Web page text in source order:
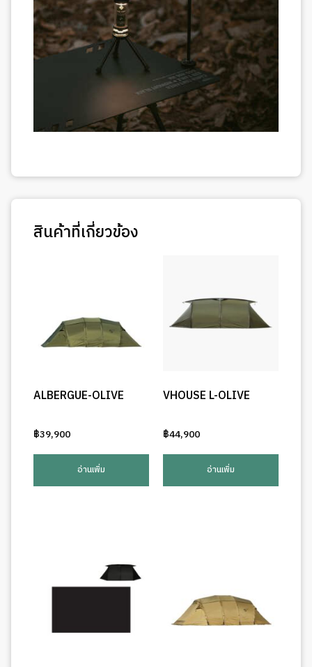
สินค้าที่เกี่ยวข้อง
ALBERGUE-OLIVE
฿39,900
อ่านเพิ่ม
VHOUSE L-OLIVE
฿44,900
อ่านเพิ่ม